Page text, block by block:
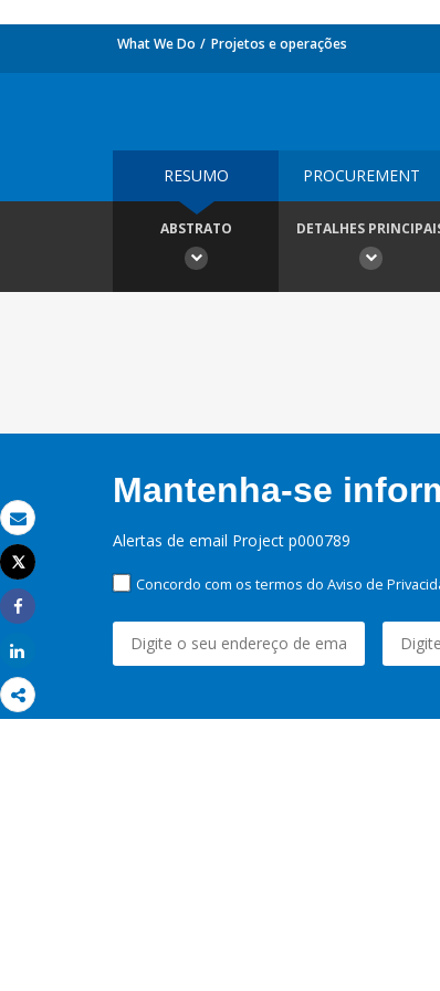
Email
Imprimir
Tweet
Share
What We Do Projetos e operações
RESUMO PROCUREMENT
ABSTRATO DETALHES
Mantenha-se
Alertas de email Project p000789
Concordo com os termos do Aviso de